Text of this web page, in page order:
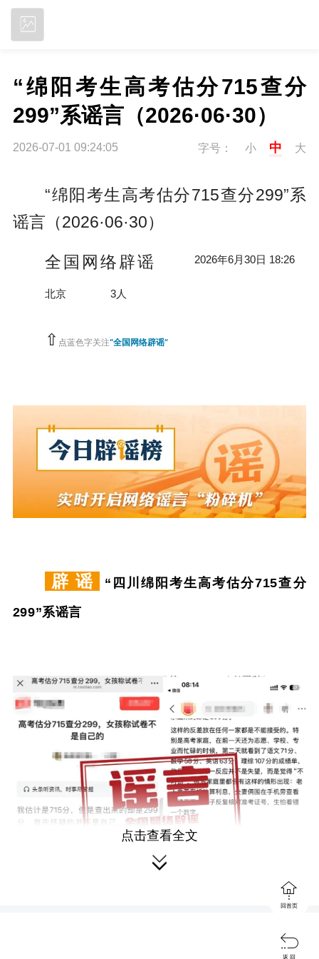
“绵阳考生高考估分715查分
299”系谣言（2026·06·30）
2026-07-01 09:24:05 字号： 小 中 大
“绵阳考生高考估分715查分299”系
谣言（2026·06·30）
全国网络辟谣 2026年6月30日 18:26
北京 3人
⇧ 点蓝色字关注“全国网络辟谣”
辟 谣 “四川绵阳考生高考估分715查分
299”系谣言
点击查看全文


回首页

返 回